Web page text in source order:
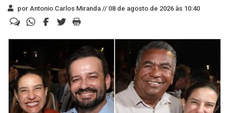
por Antonio Carlos Miranda // 08 de agosto de 2026 às 10:40